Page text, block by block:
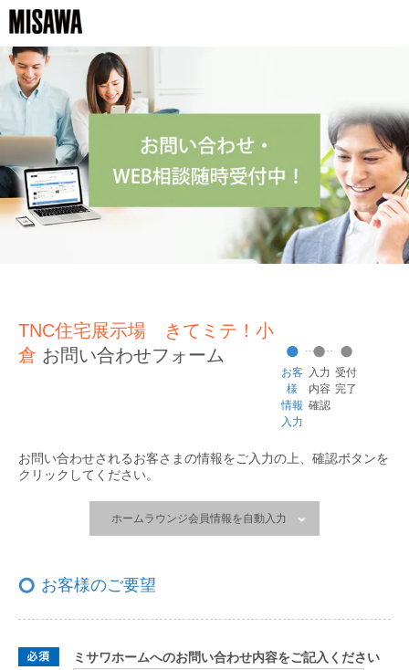
TNC住宅展示場 きてミテ！小
倉 お問い合わせフォーム
お客
様
情報
入力
入力
内容
確認
受付
完了
お問い合わせされるお客さまの情報をご入力の上、 確認ボタンを
クリックしてください。
ホームラウンジ会員情報を自動入力
お客様のご要望
ミサワホームへのお問い合わせ内容をご記入ください